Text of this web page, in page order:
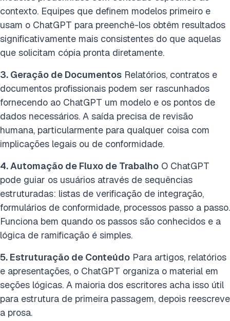
contexto. Equipes que definem modelos primeiro e
usam o ChatGPT para preenchê-los obtêm resultados
significativamente mais consistentes do que aquelas
que solicitam cópia pronta diretamente.
3. Geração de Documentos Relatórios, contratos e
documentos profissionais podem ser rascunhados
fornecendo ao ChatGPT um modelo e os pontos de
dados necessários. A saída precisa de revisão
humana, particularmente para qualquer coisa com
implicações legais ou de conformidade.
4. Automação de Fluxo de Trabalho O ChatGPT
pode guiar os usuários através de sequências
estruturadas: listas de verificação de integração,
formulários de conformidade, processos passo a passo.
Funciona bem quando os passos são conhecidos e a
lógica de ramificação é simples.
5. Estruturação de Conteúdo Para artigos, relatórios
e apresentações, o ChatGPT organiza o material em
seções lógicas. A maioria dos escritores acha isso útil
para estrutura de primeira passagem, depois reescreve
a prosa.